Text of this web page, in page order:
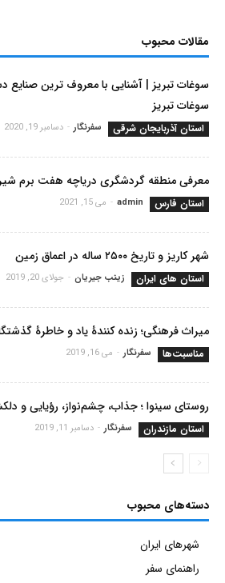
مقالات محبوب
سوغات تبریز | آشنایی با معروف ترین
سوغات تبریز
استان آذربایجان شرقی سفرنگار - دسامبر 19, 2020
معرفی منطقه گردشگری دریاچه هفت برم
استان فارس admin
- می 15, 2021
شهر کاریز و تاریخ ۲۵۰۰ ساله در اعماق زمین
استان های ایران زینب جیریان - جولای 20, 2019
میراث فرهنگی؛ زنده کنندۀ یاد و خاطرۀ
مناسبت‌ها سفرنگار - می 16, 2019
روستای سینوا ؛ جذاب، چشم‌نواز، رؤیایی و
استان مازندران سفرنگار - دسامبر 11, 2019
دسته‌های محبوب
شهرهای ایران
راهنمای سفر